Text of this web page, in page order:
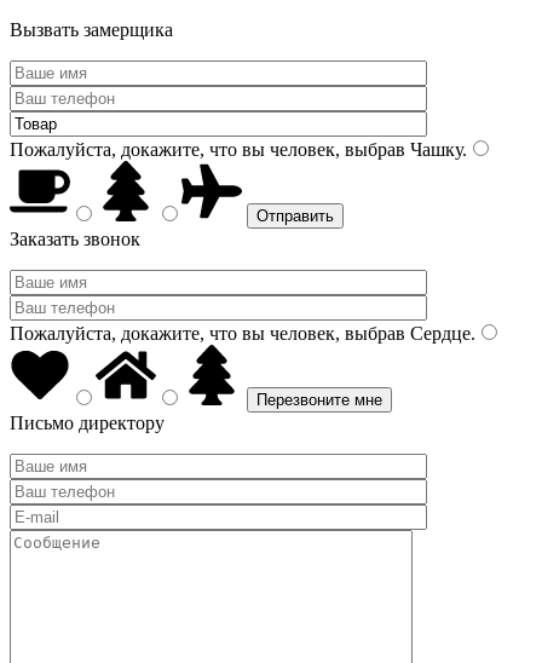
Вызвать замерщика
Пожалуйста, докажите, что вы человек, выбрав Чашку.
Заказать звонок
Пожалуйста, докажите, что вы человек, выбрав Сердце.
Письмо директору